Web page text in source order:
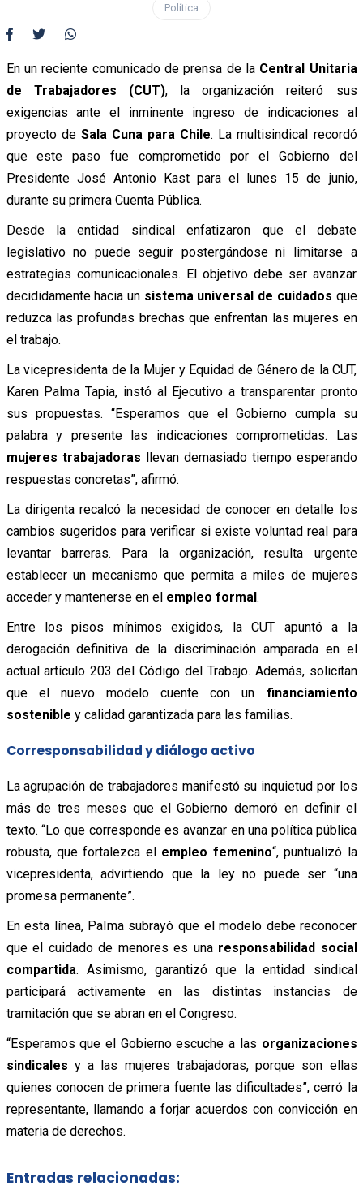
Política
En un reciente comunicado de prensa de la Central Unitaria
de Trabajadores (CUT), la organización reiteró sus
exigencias ante el inminente ingreso de indicaciones al
proyecto de Sala Cuna para Chile. La multisindical recordó
que este paso fue comprometido por el Gobierno del
Presidente José Antonio Kast para el lunes 15 de junio,
durante su primera Cuenta Pública.
Desde la entidad sindical enfatizaron que el debate
legislativo no puede seguir postergándose ni limitarse a
estrategias comunicacionales. El objetivo debe ser avanzar
decididamente hacia un sistema universal de cuidados que
reduzca las profundas brechas que enfrentan las mujeres en
el trabajo.
La vicepresidenta de la Mujer y Equidad de Género de la CUT,
Karen Palma Tapia, instó al Ejecutivo a transparentar pronto
sus propuestas. “Esperamos que el Gobierno cumpla su
palabra y presente las indicaciones comprometidas. Las
mujeres trabajadoras llevan demasiado tiempo esperando
respuestas concretas”, afirmó.
La dirigenta recalcó la necesidad de conocer en detalle los
cambios sugeridos para verificar si existe voluntad real para
levantar barreras. Para la organización, resulta urgente
establecer un mecanismo que permita a miles de mujeres
acceder y mantenerse en el empleo formal.
Entre los pisos mínimos exigidos, la CUT apuntó a la
derogación definitiva de la discriminación amparada en el
actual artículo 203 del Código del Trabajo. Además, solicitan
que el nuevo modelo cuente con un financiamiento
sostenible y calidad garantizada para las familias.
Corresponsabilidad y diálogo activo
La agrupación de trabajadores manifestó su inquietud por los
más de tres meses que el Gobierno demoró en definir el
texto. “Lo que corresponde es avanzar en una política pública
robusta, que fortalezca el empleo femenino“, puntualizó la
vicepresidenta, advirtiendo que la ley no puede ser “una
promesa permanente”.
En esta línea, Palma subrayó que el modelo debe reconocer
que el cuidado de menores es una responsabilidad social
compartida. Asimismo, garantizó que la entidad sindical
participará activamente en las distintas instancias de
tramitación que se abran en el Congreso.
“Esperamos que el Gobierno escuche a las organizaciones
sindicales y a las mujeres trabajadoras, porque son ellas
quienes conocen de primera fuente las dificultades”, cerró la
representante, llamando a forjar acuerdos con convicción en
materia de derechos.
Entradas relacionadas: